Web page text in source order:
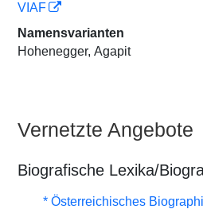
VIAF
Namensvarianten
Hohenegger, Agapit
Vernetzte Angebote
Biografische Lexika/
* Österreichisches